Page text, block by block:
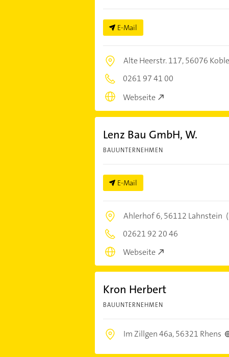
E-Mail
Alte Heerstr. 117,56076
0261 97 41 00
Webseite
Lenz Bau GmbH, W.
BAUUNTERNEHMEN
E-Mail
Ahlerhof 6,56112 Lahnstein
02621 92 20 46
Webseite
Kron Herbert
BAUUNTERNEHMEN
Im Zillgen 46a,56321 Rhens